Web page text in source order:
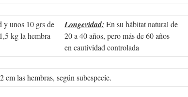
y unos 10 grs de
kg la hembra
Longevidad: En su hábitat natural de
20 a 40 años, pero más de 60 años
en cautividad controlada
cm las hembras, según subespecie.